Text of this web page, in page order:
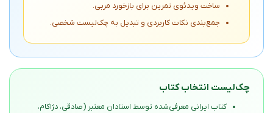
ساخت ویدئوی تمرین برای بازخورد مربی.
جمع‌بندی نکات کاربردی و تبدیل به چک‌لیست شخصی.
چک‌لیست انتخاب کتاب
کتاب ایرانی معرفی‌شده توسط استادان معتبر (صادقی، دژاکام،